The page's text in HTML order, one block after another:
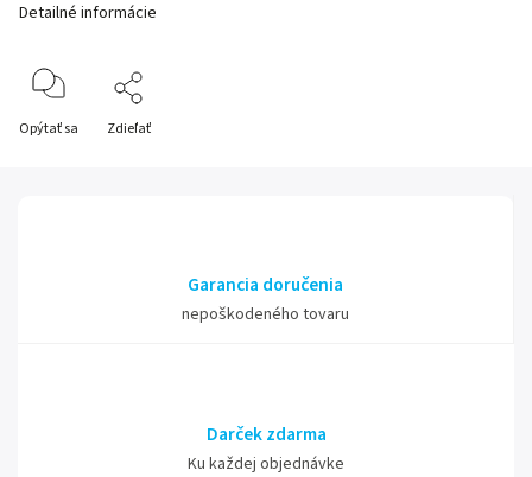
Detailné informácie
Opýtať sa Zdieľať
Garancia doručenia
nepoškodeného tovaru
Darček zdarma
Ku každej objednávke